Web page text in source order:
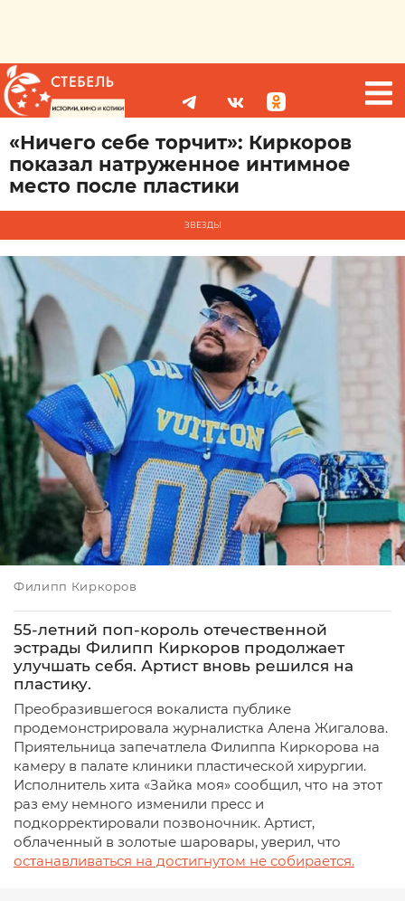
«Ничего себе торчит»: Киркоров
показал натруженное интимное
место после пластики
ЗВЕЗДЫ
Филипп Киркоров
55-летний поп-король отечественной
эстрады Филипп Киркоров продолжает
улучшать себя. Артист вновь решился на
пластику.
Преобразившегося вокалиста публике
продемонстрировала журналистка Алена Жигалова.
Приятельница запечатлела Филиппа Киркорова на
камеру в палате клиники пластической хирургии.
Исполнитель хита «Зайка моя» сообщил, что на этот
раз ему немного изменили пресс и
подкорректировали позвоночник. Артист,
облаченный в золотые шаровары, уверил, что
останавливаться на достигнутом не собирается.